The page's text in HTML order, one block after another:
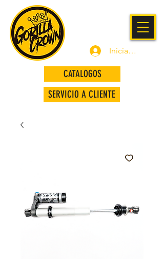
Iniciar sesión
SERVICIO A CLIENTE
CATALOGOS